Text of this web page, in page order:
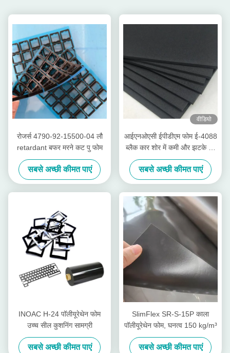
रोजर्स 4790-92-15500-04 लौ
retardant बफर मरने कट पु फोम
सबसे अच्छी कीमत पाएं
वीडियो
आईएनओएसी ईपीडीएम फोम ई-4088
ब्लैक कार शोर में कमी और झटके का
सबूत
सबसे अच्छी कीमत पाएं
INOAC H-24 पॉलीयूरेथेन फोम
उच्च सील कुशनिंग सामग्री
सबसे अच्छी कीमत पाएं
SlimFlex SR-S-15P काला
पॉलीयूरेथेन फोम, घनत्व 150 kg/m³
सबसे अच्छी कीमत पाएं